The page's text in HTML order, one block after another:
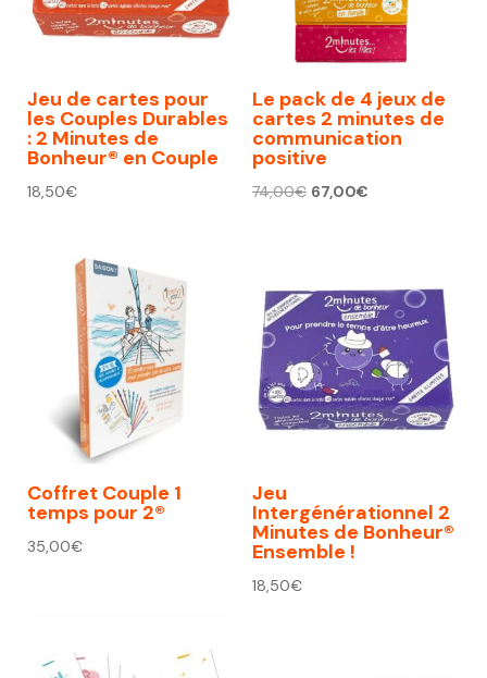
Jeu de cartes pour
les Couples Durables
: 2 Minutes de
Bonheur® en Couple
18,50€
Le pack de 4 jeux de
cartes 2 minutes de
communication
positive
74,00€ Le
74,00€.
67,00€Le
67,00€.
Coffret Couple 1
temps pour 2®
35,00€
Jeu
Intergénérationnel 2
Minutes de Bonheur®
Ensemble !
18,50€